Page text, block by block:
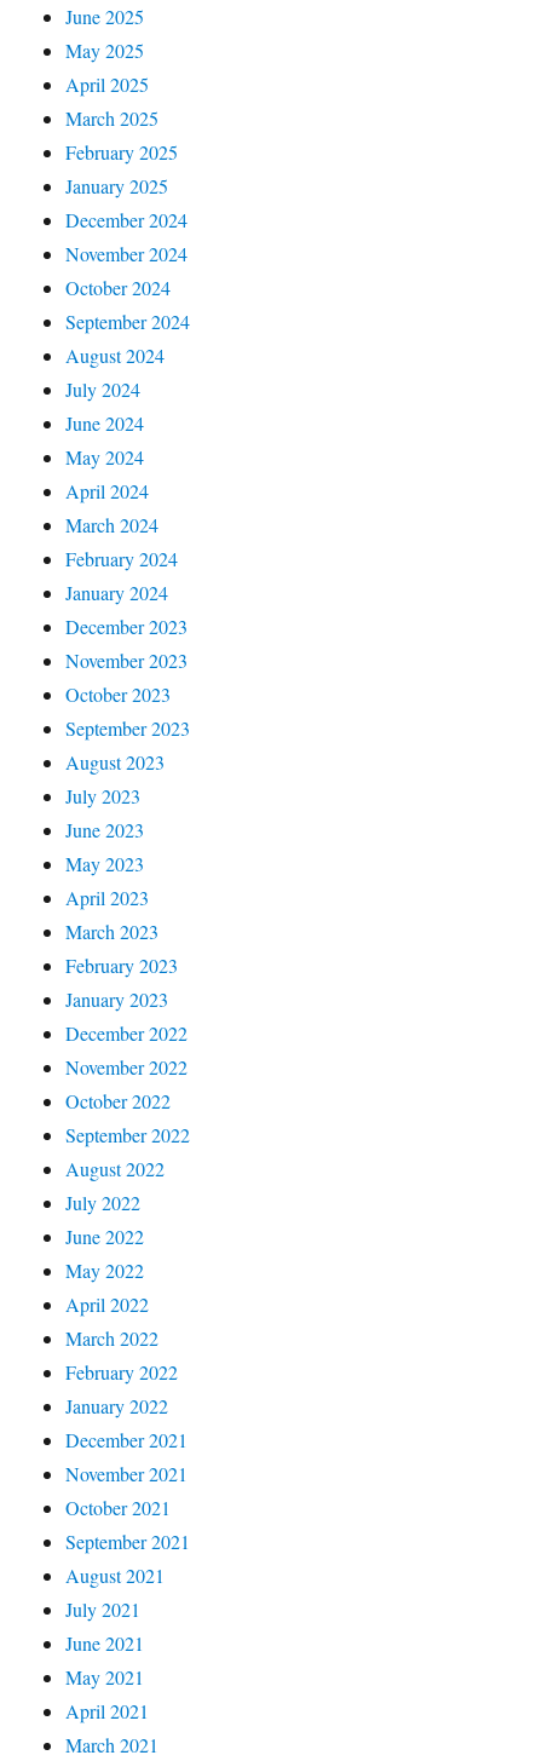
June 2025
May 2025
April 2025
March 2025
February 2025
January 2025
December 2024
November 2024
October 2024
September 2024
August 2024
July 2024
June 2024
May 2024
April 2024
March 2024
February 2024
January 2024
December 2023
November 2023
October 2023
September 2023
August 2023
July 2023
June 2023
May 2023
April 2023
March 2023
February 2023
January 2023
December 2022
November 2022
October 2022
September 2022
August 2022
July 2022
June 2022
May 2022
April 2022
March 2022
February 2022
January 2022
December 2021
November 2021
October 2021
September 2021
August 2021
July 2021
June 2021
May 2021
April 2021
March 2021